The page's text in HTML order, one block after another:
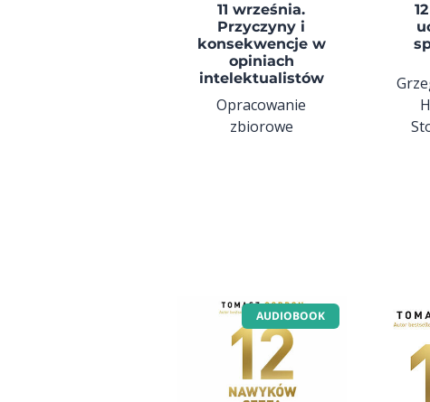
11 września.
Przyczyny i
konsekwencje w
opiniach
intelektualistów
Opracowanie
zbiorowe
AUDIOBOOK